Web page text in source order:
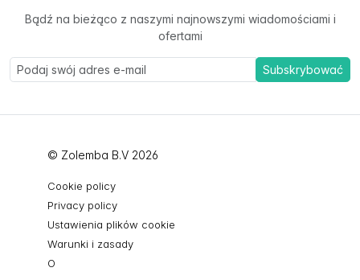
Bądź na bieżąco z naszymi najnowszymi wiadomościami i
ofertami
Subskrybować
© Zolemba B.V 2026
Cookie policy
Privacy policy
Ustawienia plików cookie
Warunki i zasady
O